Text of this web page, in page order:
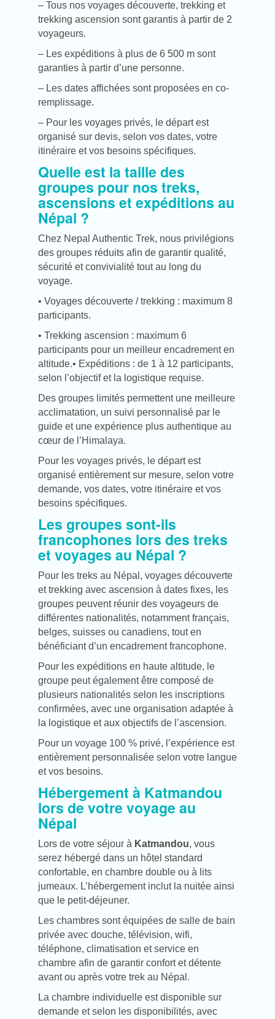
– Tous nos voyages découverte, trekking et
trekking ascension sont garantis à partir de 2
voyageurs.
– Les expéditions à plus de 6 500 m sont
garanties à partir d’une personne.
– Les dates affichées sont proposées en co-
remplissage.
– Pour les voyages privés, le départ est
organisé sur devis, selon vos dates, votre
itinéraire et vos besoins spécifiques.
Quelle est la taille des
groupes pour nos treks,
ascensions et expéditions au
Népal ?
Chez Nepal Authentic Trek, nous privilégions
des groupes réduits afin de garantir qualité,
sécurité et convivialité tout au long du
voyage.
• Voyages découverte / trekking : maximum 8
participants.
• Trekking ascension : maximum 6
participants pour un meilleur encadrement en
altitude.• Expéditions : de 1 à 12 participants,
selon l’objectif et la logistique requise.
Des groupes limités permettent une meilleure
acclimatation, un suivi personnalisé par le
guide et une expérience plus authentique au
cœur de l’Himalaya.
Pour les voyages privés, le départ est
organisé entièrement sur mesure, selon votre
demande, vos dates, votre itinéraire et vos
besoins spécifiques.
Les groupes sont-ils
francophones lors des treks
et voyages au Népal ?
Pour les treks au Népal, voyages découverte
et trekking avec ascension à dates fixes, les
groupes peuvent réunir des voyageurs de
différentes nationalités, notamment français,
belges, suisses ou canadiens, tout en
bénéficiant d’un encadrement francophone.
Pour les expéditions en haute altitude, le
groupe peut également être composé de
plusieurs nationalités selon les inscriptions
confirmées, avec une organisation adaptée à
la logistique et aux objectifs de l’ascension.
Pour un voyage 100 % privé, l’expérience est
entièrement personnalisée selon votre langue
et vos besoins.
Hébergement à Katmandou
lors de votre voyage au
Népal
Lors de votre séjour à Katmandou, vous
serez hébergé dans un hôtel standard
confortable, en chambre double ou à lits
jumeaux. L’hébergement inclut la nuitée ainsi
que le petit-déjeuner.
Les chambres sont équipées de salle de bain
privée avec douche, télévision, wifi,
téléphone, climatisation et service en
chambre afin de garantir confort et détente
avant ou après votre trek au Népal.
La chambre individuelle est disponible sur
demande et selon les disponibilités, avec